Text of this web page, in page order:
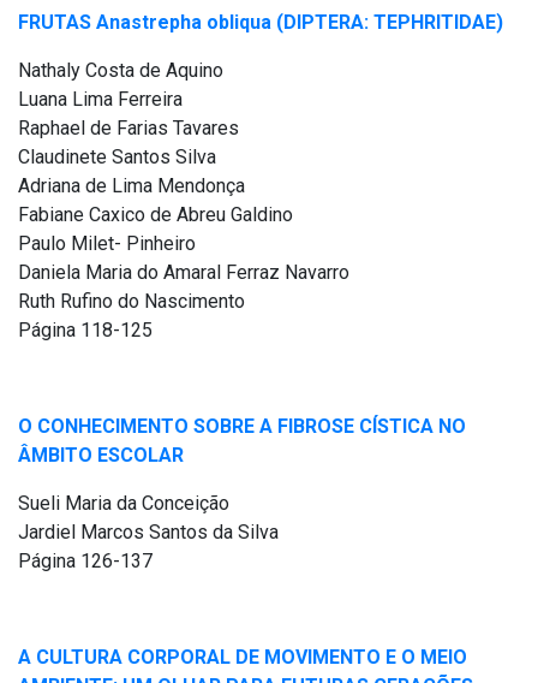
FRUTAS Anastrepha obliqua (DIPTERA: TEPHRITIDAE)
Nathaly Costa de Aquino
Luana Lima Ferreira
Raphael de Farias Tavares
Claudinete Santos Silva
Adriana de Lima Mendonça
Fabiane Caxico de Abreu Galdino
Paulo Milet- Pinheiro
Daniela Maria do Amaral Ferraz Navarro
Ruth Rufino do Nascimento
Página 118-125
O CONHECIMENTO SOBRE A FIBROSE CÍSTICA NO
ÂMBITO ESCOLAR
Sueli Maria da Conceição
Jardiel Marcos Santos da Silva
Página 126-137
A CULTURA CORPORAL DE MOVIMENTO E O MEIO